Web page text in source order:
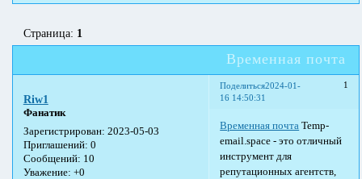
Временная почта
Страница: 1
Поделиться 1
2024-01-
16 14:50:31
Riw1
Фанатик
Зарегистрирован: 2023-05-03
Приглашений: 0
Сообщений: 10
Уважение: +0
Временная почта Temp-
email.space - это отличный
инструмент для
репутационных агентств,